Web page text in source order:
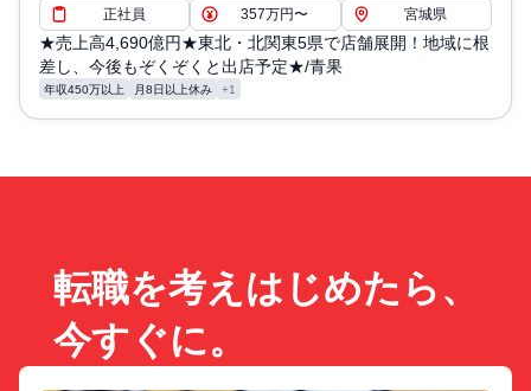
正社員 357万円〜 宮城県
★売上高4,690億円★東北・北関東5県で店舗展開！地域に根
差し、今後もぞくぞくと出店予定★/青果
年収450万以上 月8日以上休み +1
転職を考えはじめたら、
今すぐに。